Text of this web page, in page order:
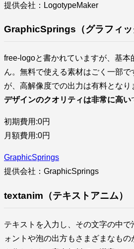
提供会社：LogotypeMaker
GraphicSprings（グラフィッ
free-logoと書かれていますが、基本
ん。無料で使える素材はごく一部
が、高解像度での出力は有料となり
デザインのクオリティは非常に高い
初期費用:0円
月額費用:0円
GraphicSprings
提供会社：GraphicSprings
textanim（テキストアニム）
テキストを入力し、その文字の中で
ォントや泡の出方もさまざまなも